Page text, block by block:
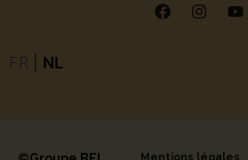
FR NL
Mentions légales